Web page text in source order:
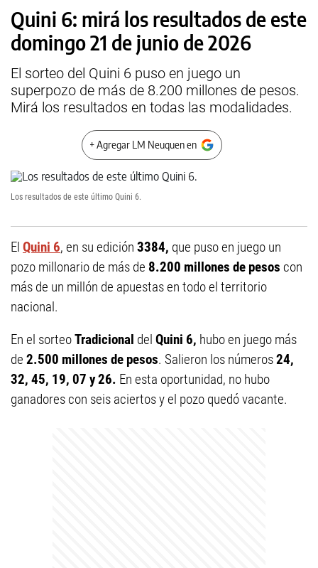
Quini 6: mirá los resultados de este
domingo 21 de junio de 2026
El sorteo del Quini 6 puso en juego un
superpozo de más de 8.200 millones de pesos.
Mirá los resultados en todas las modalidades.
+ Agregar LM Neuquen en
Los resultados de este último Quini 6.
El Quini 6, en su edición 3384, que puso en juego un
pozo millonario de más de 8.200 millones de pesos con
más de un millón de apuestas en todo el territorio
nacional.
En el sorteoTradicional del Quini 6, hubo en juego más
de 2.500 millones de pesos. Salieron los números24,
32, 45, 19, 07 y 26. En esta oportunidad, no hubo
ganadores con seis aciertos y el pozo quedó vacante.